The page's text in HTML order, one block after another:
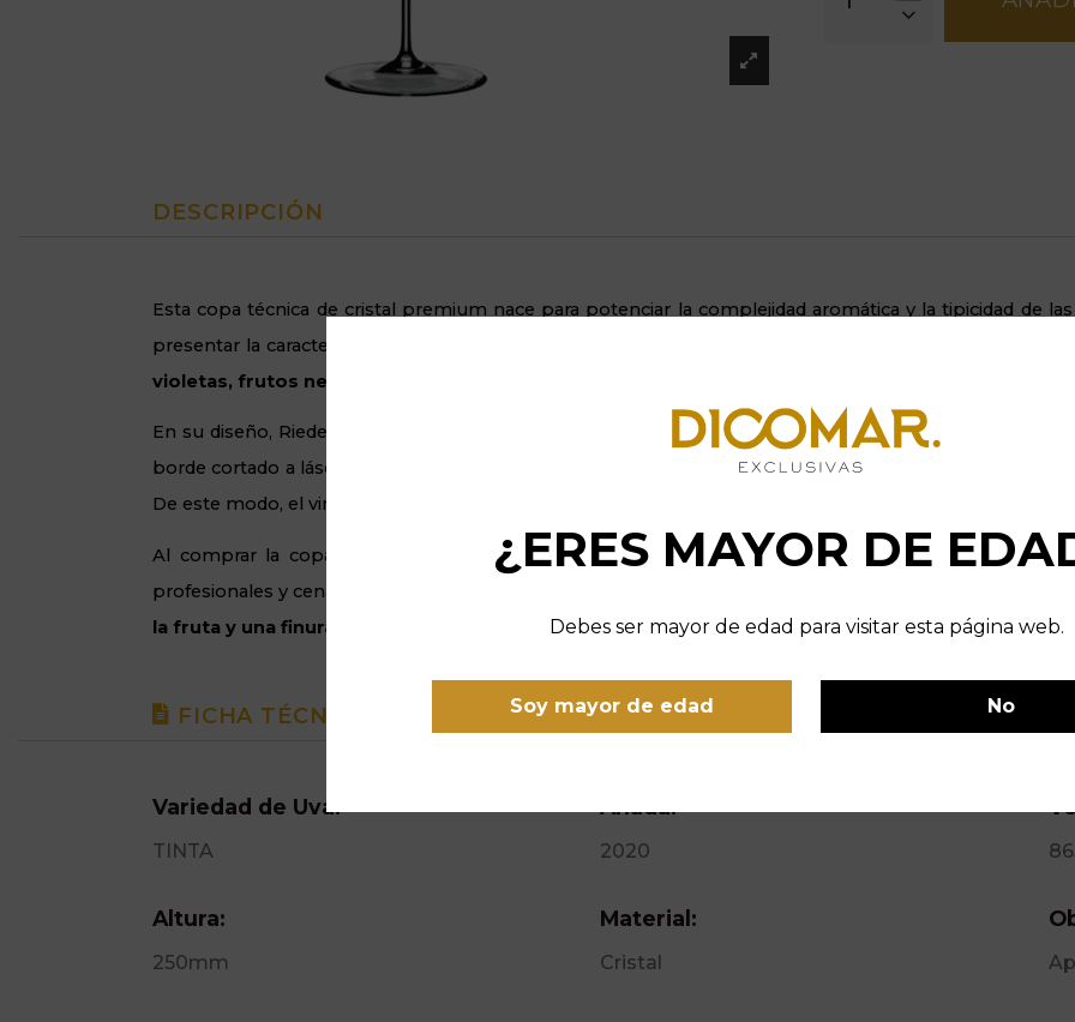
¿ERES MAYOR DE
Debes ser mayor de edad para visitar esta página web.
Soy mayor de edad No
DESCRIPCIÓN
Esta copa técnica de cristal premium nace para potenciar la complejidad aromática y la tipicidad de
presentar la característica base plana y ensanchada de la serie, el vino se expande rápidamente,
violetas, frutos negros maduros y toques de monte bajo
En su diseño, Riedel ha estudiado la entrega del flujo de líquido para domar la concentración de estas
borde cortado a láser dirigen el trago con precisión hacia el centro y la parte posterior de la lengua,
De este modo, el vino se percibe en boca mucho más
Al comprar la copa Riedel Winewings Syrah en Dicomar, incorporas a tu cristalería un
profesionales y cenas gastronómicas exigentes. Es la opción definitiva para quienes buscan
la fruta y una finura
de cristal impecable, garantizando un comportamiento técnico excepcional que
FICHA TÉCNICA
Variedad de Uva:
TINTA
Añada:
2020
Altura:
250mm
Material:
Cristal